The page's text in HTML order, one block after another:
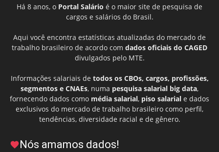
Há 8 anos, o Portal Salário é o maior site de pesquisa de
cargos e salários do Brasil.
Aqui você encontra estatísticas atualizadas do mercado de
trabalho brasileiro de acordo com dados oficiais do CAGED
divulgados pelo MTE.
Informações salariais de todos os CBOs, cargos, profissões,
segmentos e CNAEs, numa pesquisa salarial big data,
fornecendo dados como média salarial, piso salarial e dados
exclusivos do mercado de trabalho brasileiro como perfil,
tendências, diversidade racial e de gênero.
Nós amamos dados!